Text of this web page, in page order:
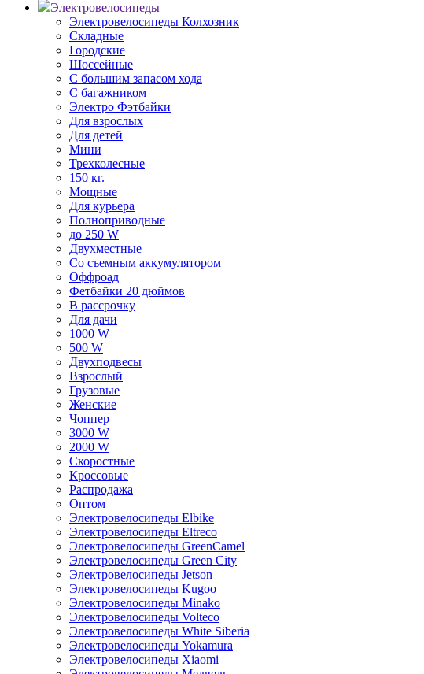
Электровелосипеды
Электровелосипеды Колхозник
Складные
Городские
Шоссейные
С большим запасом хода
С багажником
Электро Фэтбайки
Для взрослых
Для детей
Мини
Трехколесные
150 кг.
Мощные
Для курьера
Полноприводные
до 250 W
Двухместные
Со съемным аккумулятором
Оффроад
Фетбайки 20 дюймов
В рассрочку
Для дачи
1000 W
500 W
Двухподвесы
Взрослый
Грузовые
Женские
Чоппер
3000 W
2000 W
Скоростные
Кроссовые
Распродажа
Оптом
Электровелосипеды Elbike
Электровелосипеды Eltreco
Электровелосипеды GreenCamel
Электровелосипеды Green City
Электровелосипеды Jetson
Электровелосипеды Kugoo
Электровелосипеды Minako
Электровелосипеды Volteco
Электровелосипеды White Siberia
Электровелосипеды Yokamura
Электровелосипеды Xiaomi